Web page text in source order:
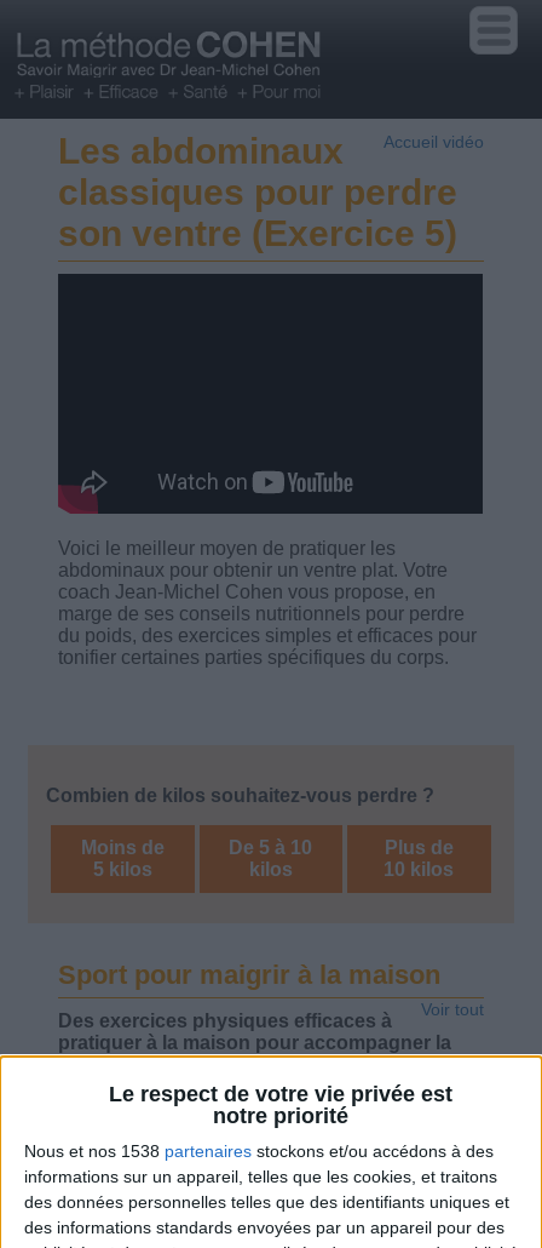
Le respect de votre vie privée est
notre priorité
Nous et nos 1538 partenaires stockons et/ou accédons à des
informations sur un appareil, telles que les cookies, et traitons
des données personnelles telles que des identifiants uniques et
des informations standards envoyées par un appareil pour des
Accueil vidéo
Les abdominaux
classiques pour perdre
son ventre (Exercice 5)
Voici le meilleur moyen de pratiquer les
abdominaux pour obtenir un ventre plat. Votre
coach Jean-Michel Cohen vous propose, en
marge de ses conseils nutritionnels pour perdre
du poids, des exercices simples et efficaces pour
tonifier certaines parties spécifiques du corps.
Combien de kilos souhaitez-vous perdre ?
Moins de
5 kilos
De 5 à 10
kilos
Plus de
10 kilos
Sport pour maigrir à la maison
Voir tout
Des exercices physiques efficaces à
pratiquer à la maison pour accompagner la
perte de poids et muscler des zones
spécifiques du corps.